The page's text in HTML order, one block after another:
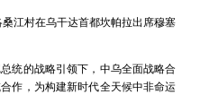
江村在乌干达首都坎帕拉出席穆塞
统的战略引领下，中乌全面战略合
作，为构建新时代全天候中非命运